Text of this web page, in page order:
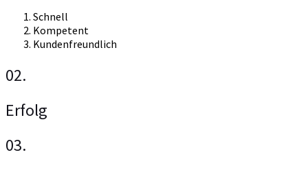
Schnell
Kompetent
Kundenfreundlich
02.
Erfolg
03.